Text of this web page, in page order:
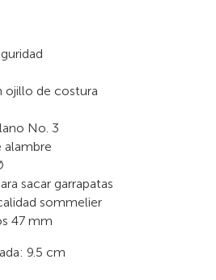
ojillo de costura
No. 3
alambre
sacar garrapatas
sommelier
47 mm
9.5 cm